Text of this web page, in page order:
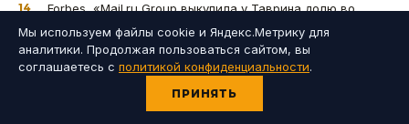
14
Forbes, «Mail.ru Group выкупила у Таврина долю во
„ВКонтакте“» (пакет до ~52%, март 2014).
15
Lenta.ru, «Основатель „ВКонтакте“ продал свою долю»
(~$420 млн, контекст).
Ведомости, «IPO VK Tech на Московской бирже может
Мы используем файлы cookie и Яндекс.Метрику для
аналитики. Продолжая пользоваться сайтом, вы
соглашаетесь с политикой конфиденциальности.
ПРИНЯТЬ